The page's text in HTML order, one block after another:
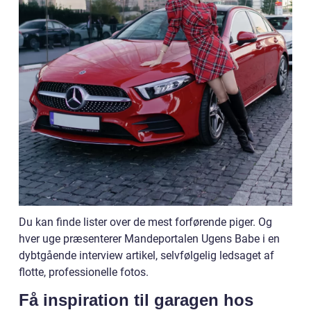
Du kan finde lister over de mest forførende piger. Og
hver uge præsenterer Mandeportalen Ugens Babe i en
dybtgående interview artikel, selvfølgelig ledsaget af
flotte, professionelle fotos.
Få inspiration til garagen hos